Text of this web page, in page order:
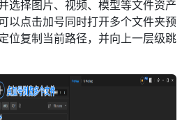
选择图片、视频、模型等文件资产
以点击加号同时打开多个文件夹预
位复制当前路径，并向上一层级跳